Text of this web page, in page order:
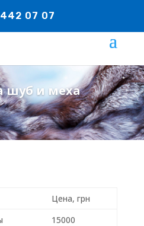
07 07
шуб и меха
Цена, грн
15000